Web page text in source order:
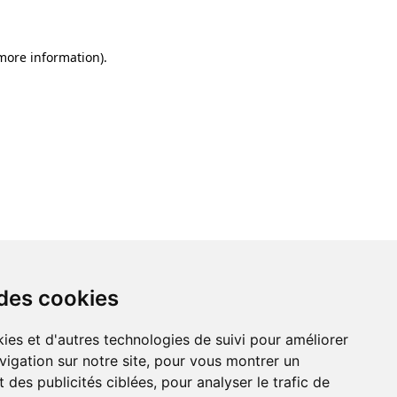
cookies
et d'autres technologies de suivi pour améliorer
sur notre site, pour vous montrer un
des publicités ciblées, pour analyser le trafic de
information).